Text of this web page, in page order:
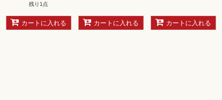
残り1点
カートに入れる カートに入れる カートに入れる